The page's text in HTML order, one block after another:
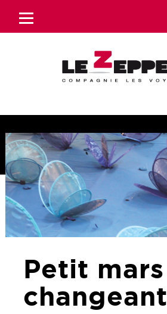
Petit mars
changeant